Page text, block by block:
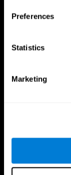
Preferences
Statistics
Marketing